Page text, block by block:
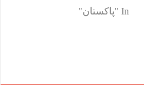
In "پاکستان"